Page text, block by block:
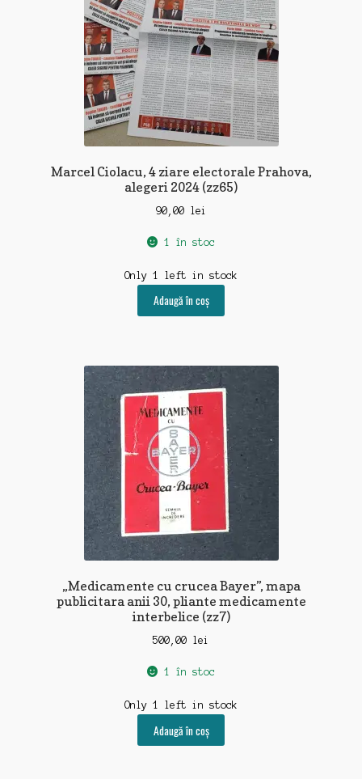
Marcel Ciolacu, 4 ziare electorale Prahova,
alegeri 2024 (zz65)
90,00 lei
1 în stoc
Only 1 left in stock
Adaugă în coș
„Medicamente cu crucea Bayer”, mapa
publicitara anii 30, pliante medicamente
interbelice (zz7)
500,00 lei
1 în stoc
Only 1 left in stock
Adaugă în coș